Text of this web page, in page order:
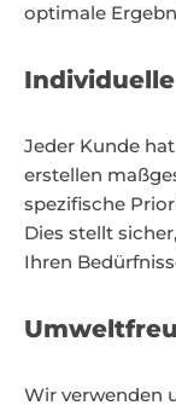
optimale
Jeder Kunde
erstellen
spezifische
Dies stellt
Ihren
Wir verwenden